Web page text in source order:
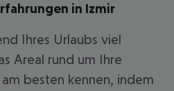
in Izmir
Ihres Urlaubs viel
Areal rund um Ihre
besten kennen, indem